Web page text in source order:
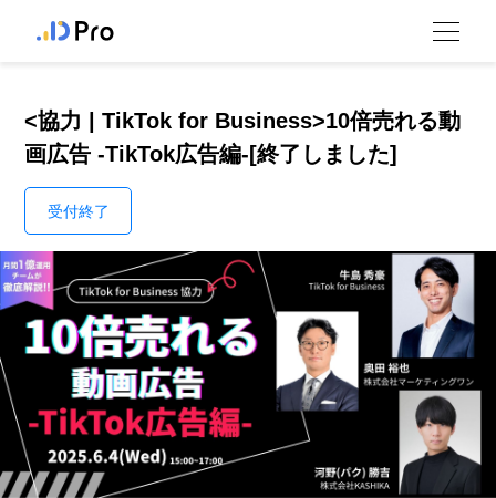
<協力 | TikTok for Business>10倍売れる動
画広告 -TikTok広告編-[終了しました]
受付終了